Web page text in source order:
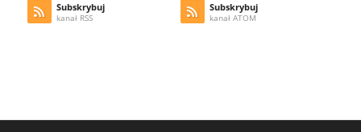
Subskrybuj
kanał RSS
Subskrybuj
kanał ATOM